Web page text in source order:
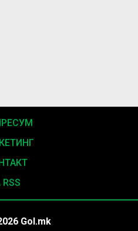
RSS
Gol.mk